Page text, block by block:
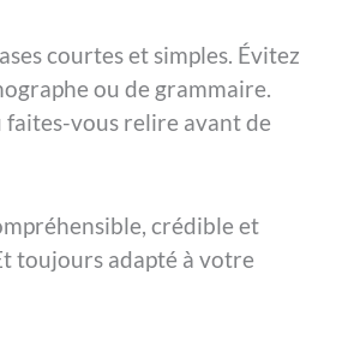
courtes et simples. Évitez
ou de grammaire.
faites-vous relire avant de
crédible et
toujours adapté à votre